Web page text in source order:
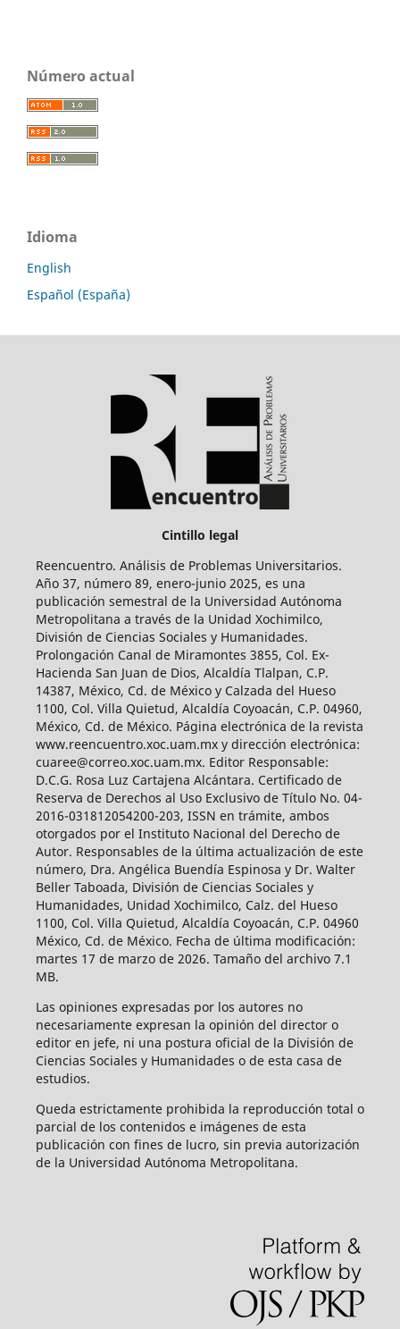
Número actual
Idioma
English
Español (España)
Cintillo legal
Reencuentro. Análisis de Problemas Universitarios.
Año 37, número 89, enero-junio 2025, es una
publicación semestral de la Universidad Autónoma
Metropolitana a través de la Unidad Xochimilco,
División de Ciencias Sociales y Humanidades.
Prolongación Canal de Miramontes 3855, Col. Ex-
Hacienda San Juan de Dios, Alcaldía Tlalpan, C.P.
14387, México, Cd. de México y Calzada del Hueso
1100, Col. Villa Quietud, Alcaldía Coyoacán, C.P. 04960,
México, Cd. de México. Página electrónica de la revista
www.reencuentro.xoc.uam.mx y dirección electrónica:
cuaree@correo.xoc.uam.mx. Editor Responsable:
D.C.G. Rosa Luz Cartajena Alcántara. Certificado de
Reserva de Derechos al Uso Exclusivo de Título No. 04-
2016-031812054200-203, ISSN en trámite, ambos
otorgados por el Instituto Nacional del Derecho de
Autor. Responsables de la última actualización de este
número, Dra. Angélica Buendía Espinosa y Dr. Walter
Beller Taboada, División de Ciencias Sociales y
Humanidades, Unidad Xochimilco, Calz. del Hueso
1100, Col. Villa Quietud, Alcaldía Coyoacán, C.P. 04960
México, Cd. de México. Fecha de última modificación:
martes 17 de marzo de 2026. Tamaño del archivo 7.1
MB.
Las opiniones expresadas por los autores no
necesariamente expresan la opinión del director o
editor en jefe, ni una postura oficial de la División de
Ciencias Sociales y Humanidades o de esta casa de
estudios.
Queda estrictamente prohibida la reproducción total o
parcial de los contenidos e imágenes de esta
publicación con fines de lucro, sin previa autorización
de la Universidad Autónoma Metropolitana.